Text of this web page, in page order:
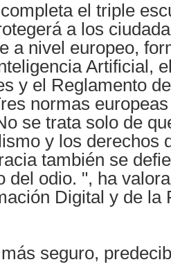
el triple
a los
a nivel europeo,
Artificial,
y el Reglamento
normas
se trata solo de
y los derechos
también se
del odio. ", ha
Digital y de la
seguro,